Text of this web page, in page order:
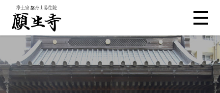
浄土宗 槃舟山易往院